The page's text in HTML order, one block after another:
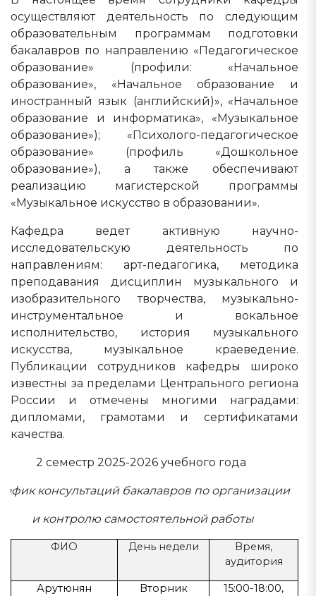
осуществляют деятельность по следующим
образовательным программам подготовки
бакалавров по направлению «Педагогическое
образование» (профили: «Начальное
образование», «Начальное образование и
иностранный язык (английский)», «Начальное
образование и информатика», «Музыкальное
образование»); «Психолого-педагогическое
образование» (профиль «Дошкольное
образование»), а также обеспечивают
реализацию магистерской программы
«Музыкальное искусство в образовании».
Кафедра ведет активную научно-
исследовательскую деятельность по
направлениям: арт-педагогика, методика
преподавания дисциплин музыкального и
изобразительного творчества, музыкально-
инструментальное и вокальное
исполнительство, история музыкального
искусства, музыкальное краеведение.
Публикации сотрудников кафедры широко
известны за пределами Центрального региона
России и отмечены многими наградами:
дипломами, грамотами и сертификатами
качества.
2 семестр 2025-2026 учебного года
консультаций бакалавров по организации
и контролю самостоятельной работы
ФИО День недели
Время,
аудитория
Арутюнян
Вторник
15:00-18:00,